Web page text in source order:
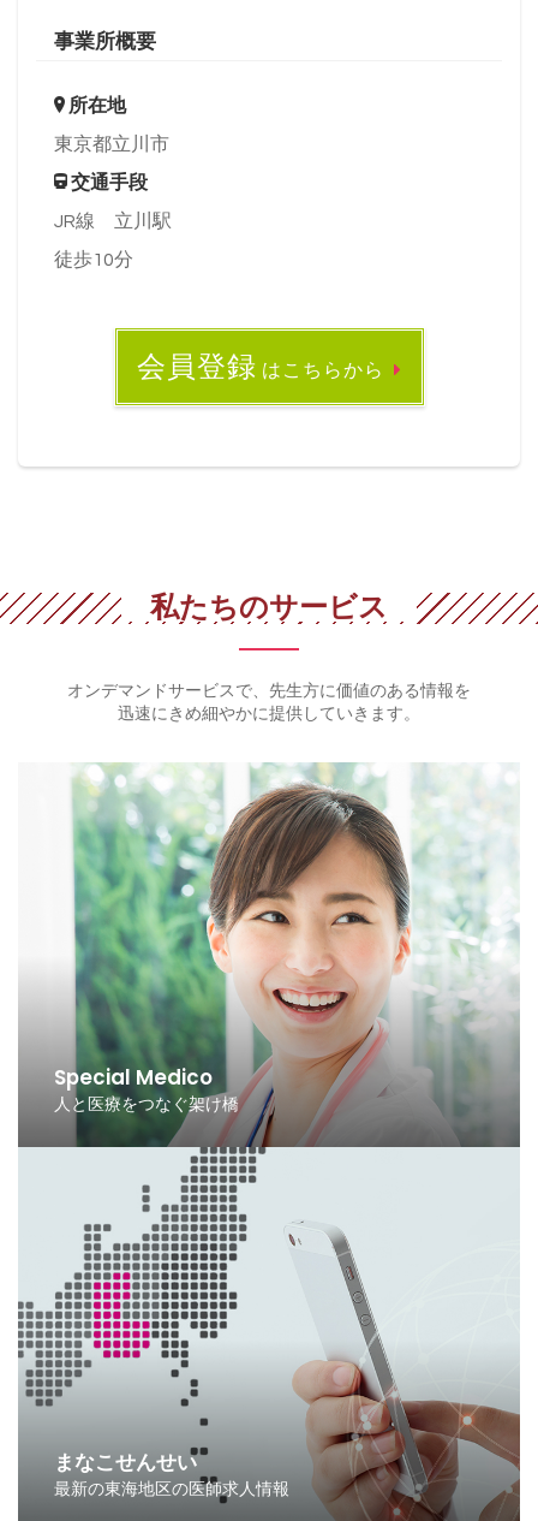
事業所概要
所在地
東京都立川市
交通手段
JR線 立川駅
徒歩10分
会員登録 はこちらから
私たちのサービス
オンデマンドサービスで、先生方に価値のある情報を
迅速にきめ細やかに提供していきます。
Special Medico
人と医療をつなぐ架け橋
まなこせんせい
最新の東海地区の医師求人情報